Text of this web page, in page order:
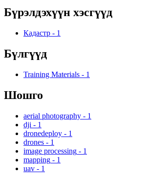
Бүрэлдэхүүн хэсгүүд
Кадастр - 1
Бүлгүүд
Training Materials - 1
Шошго
aerial photography - 1
dji - 1
dronedeploy - 1
drones - 1
image processing - 1
mapping - 1
uav - 1